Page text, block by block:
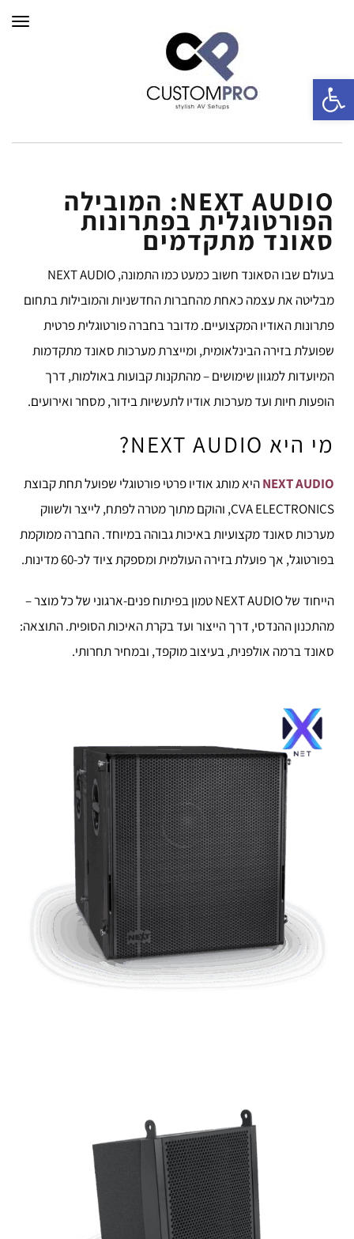
NEXT AUDIO: המובילה
הפורטוגלית בפתרונות
סאונד מתקדמים
בעולם שבו הסאונד חשוב כמעט כמו התמונה, NEXT AUDIO
מבליטה את עצמה כאחת מהחברות החדשניות והמובילות בתחום
פתרונות האודיו המקצועיים. מדובר בחברה פורטוגלית פרטית
שפועלת בזירה הבינלאומית, ומייצרת מערכות סאונד מתקדמות
המיועדות למגוון שימושים – מהתקנות קבועות באולמות, דרך
הופעות חיות ועד מערכות אודיו לתעשיות בידור, מסחר ואירועים.
מי היא NEXT AUDIO?
NEXT AUDIOהיא מותג אודיו פרטי פורטוגלי שפועל תחת קבוצת
CVA ELECTRONICS, והוקם מתוך מטרה לפתח, לייצר ולשווק
מערכות סאונד מקצועיות באיכות גבוהה במיוחד. החברה ממוקמת
בפורטוגל, אך פועלת בזירה העולמית ומספקת ציוד לכ-60 מדינות.
הייחוד של NEXT AUDIO טמון בפיתוח פנים-ארגוני של כל מוצר –
מהתכנון ההנדסי, דרך הייצור ועד בקרת האיכות הסופית. התוצאה:
סאונד ברמה אולפנית, בעיצוב מוקפד, ובמחיר תחרותי.
פתח סרגל נגישות